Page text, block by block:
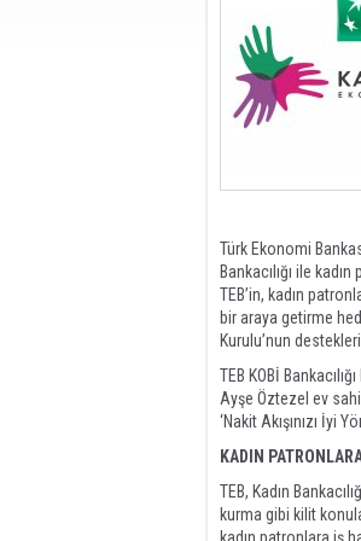
Türk Ekonomi
Bankacılığı ile
TEB’in, kadın
bir araya getirme
Kurulu’nun
TEB KOBİ
Ayşe Öztezel ev
‘Nakit Akışınızı İyi
KADIN
TEB, Kadın
kurma gibi kilit